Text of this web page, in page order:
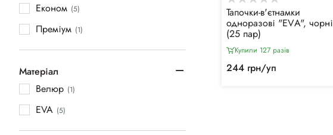
Економ (5)
Преміум (1)
Матеріал
Велюр (1)
EVA (5)
Тапочки-в'єтнамки
одноразові "ЕVА", чорні
(25 пар)
Купили 127 разiв
244 грн/уп